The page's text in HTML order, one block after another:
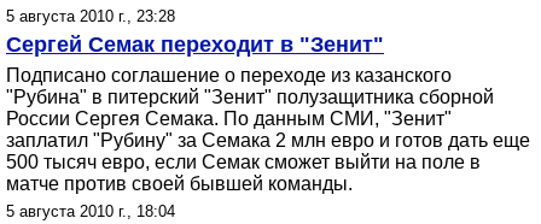
5 августа 2010 г., 23:28
Сергей Семак переходит в "Зенит"
Подписано соглашение о переходе из казанского
"Рубина" в питерский "Зенит" полузащитника сборной
России Сергея Семака. По данным СМИ, "Зенит"
заплатил "Рубину" за Семака 2 млн евро и готов дать еще
500 тысяч евро, если Семак сможет выйти на поле в
матче против своей бывшей команды.
5 августа 2010 г., 18:04